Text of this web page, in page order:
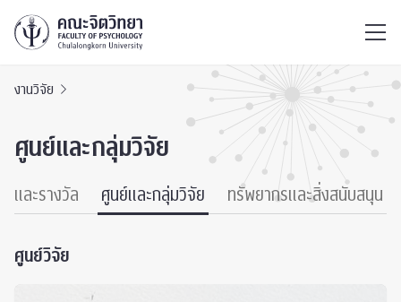
งานวิจัย
ศูนย์และกลุ่มวิจัย
และรางวัล ศูนย์และกลุ่มวิจัย ทรัพยากรและสิ่งสนับสนุน
ศูนย์วิจัย